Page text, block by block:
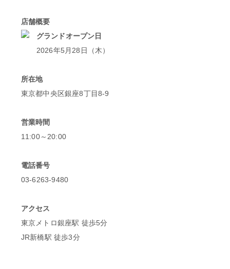
店舗概要
グランドオープン日
2026年5月28日（木）
所在地
東京都中央区銀座8丁目8-9
営業時間
11:00～20:00
電話番号
03-6263-9480
アクセス
東京メトロ銀座駅 徒歩5分
JR新橋駅 徒歩3分